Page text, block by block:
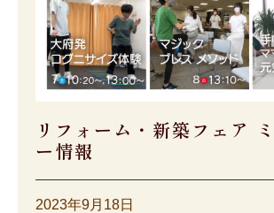
リフォーム・新築フェア
ー情報
2023年9月18日